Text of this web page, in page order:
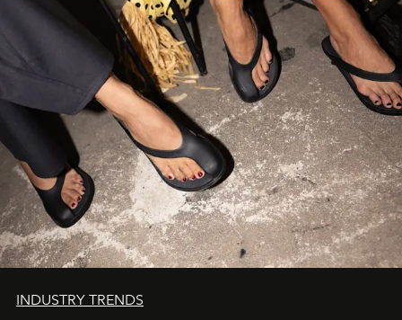
INDUSTRY TRENDS